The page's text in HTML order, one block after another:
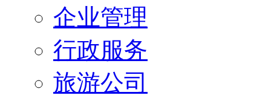
企业管理
行政服务
旅游公司